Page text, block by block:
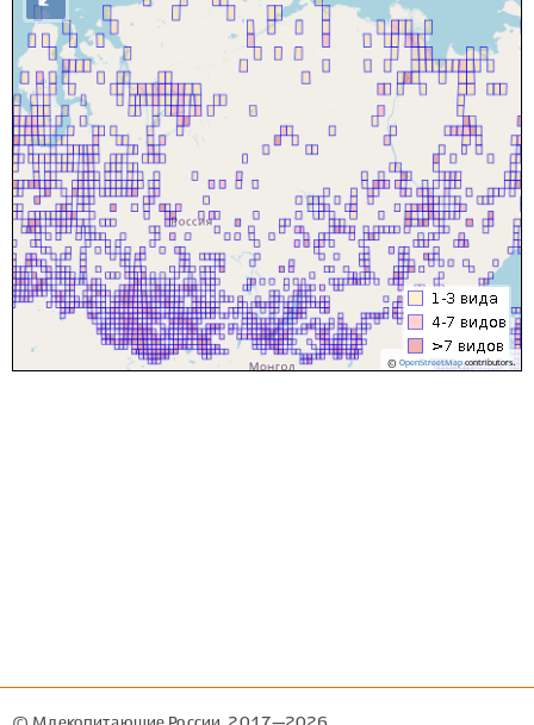
© OpenStreetMapcontributors.